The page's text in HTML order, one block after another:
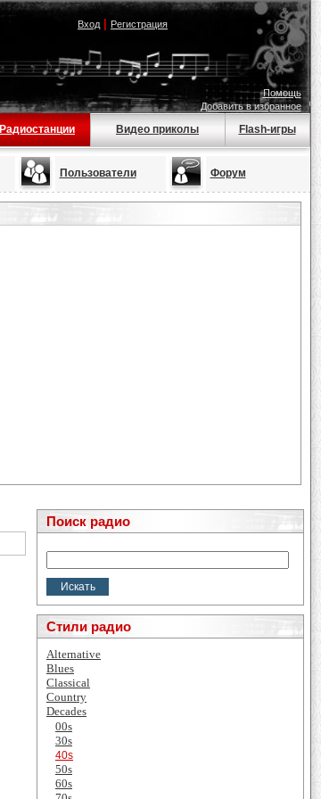
Вход| Регистрация
Помощь
Добавить в избранное
Радиостанции Видео приколы Flash-игры
Пользователи Форум
Поиск радио
Стили радио
Alternative
Blues
Classical
Country
Decades
00s
30s
40s
50s
60s